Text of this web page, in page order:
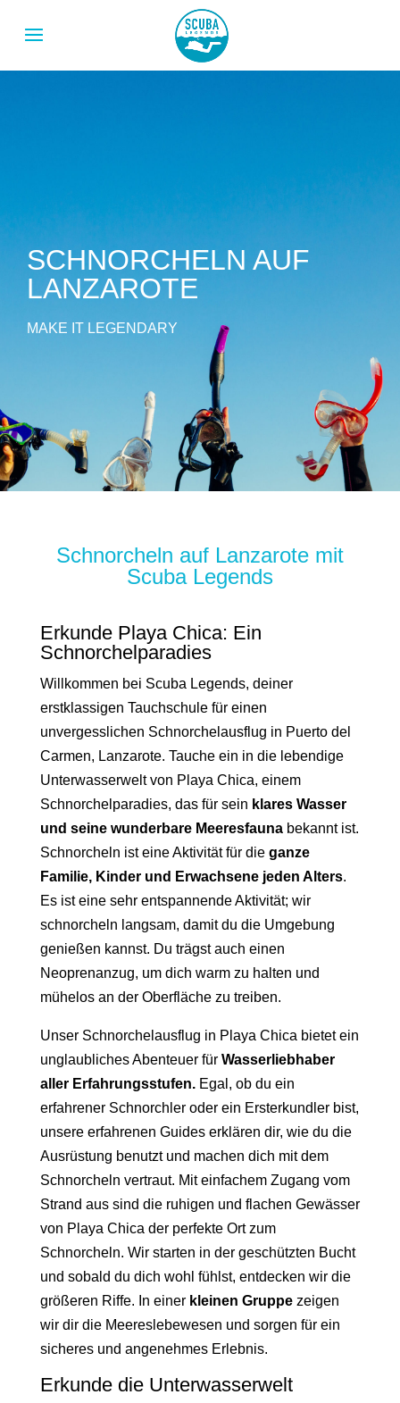
SCHNORCHELN AUF
LANZAROTE
MAKE IT LEGENDARY
Schnorcheln auf Lanzarote mit
Scuba Legends
Erkunde Playa Chica: Ein
Schnorchelparadies
Willkommen bei Scuba Legends, deiner
erstklassigen Tauchschule für einen
unvergesslichen Schnorchelausflug in Puerto del
Carmen, Lanzarote. Tauche ein in die lebendige
Unterwasserwelt von Playa Chica, einem
Schnorchelparadies, das für sein klares Wasser
und seine wunderbare Meeresfaunabekannt ist.
Schnorcheln ist eine Aktivität für die ganze
Familie, Kinder und Erwachsene jeden Alters.
Es ist eine sehr entspannende Aktivität; wir
schnorcheln langsam, damit du die Umgebung
genießen kannst. Du trägst auch einen
Neoprenanzug, um dich warm zu halten und
mühelos an der Oberfläche zu treiben.
Unser Schnorchelausflug in Playa Chica bietet ein
unglaubliches Abenteuer für Wasserliebhaber
aller Erfahrungsstufen.Egal, ob du ein
erfahrener Schnorchler oder ein Ersterkundler bist,
unsere erfahrenen Guides erklären dir, wie du die
Ausrüstung benutzt und machen dich mit dem
Schnorcheln vertraut. Mit einfachem Zugang vom
Strand aus sind die ruhigen und flachen Gewässer
von Playa Chica der perfekte Ort zum
Schnorcheln. Wir starten in der geschützten Bucht
und sobald du dich wohl fühlst, entdecken wir die
größeren Riffe. In einer kleinen Gruppezeigen
wir dir die Meereslebewesen und sorgen für ein
sicheres und angenehmes Erlebnis.
Erkunde die Unterwasserwelt